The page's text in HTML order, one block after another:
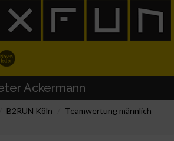
Ackermann
B2RUN Köln
Teamwertung männlich